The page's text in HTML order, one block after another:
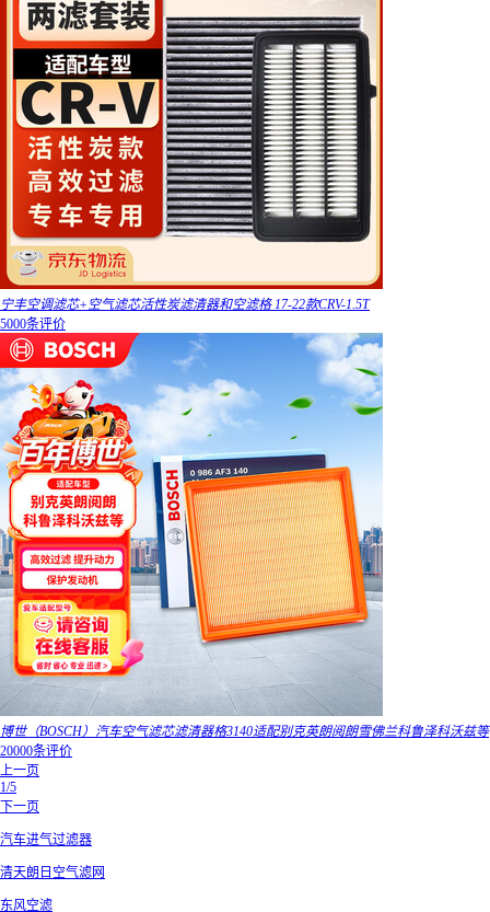
宁丰空调滤芯+空气滤芯活性炭滤清器和空滤格 17-22款CRV-1.5T
5000条评价
博世（BOSCH）汽车空气滤芯滤清器格3140适配别克英朗阅朗雪佛兰科鲁泽科沃兹等
20000条评价
上一页
1/5
下一页
汽车进气过滤器
清天朗日空气滤网
东风空滤